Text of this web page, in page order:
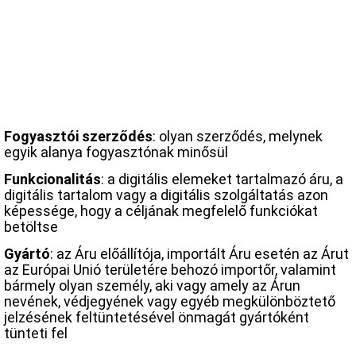
Fogyasztói szerződés: olyan szerződés, melynek
egyik alanya fogyasztónak minősül
Funkcionalitás: a digitális elemeket tartalmazó áru, a
digitális tartalom vagy a digitális szolgáltatás azon
képessége, hogy a céljának megfelelő funkciókat
betöltse
Gyártó: az Áru előállítója, importált Áru esetén az Árut
az Európai Unió területére behozó importőr, valamint
bármely olyan személy, aki vagy amely az Árun
nevének, védjegyének vagy egyéb megkülönböztető
jelzésének feltüntetésével önmagát gyártóként
tünteti fel